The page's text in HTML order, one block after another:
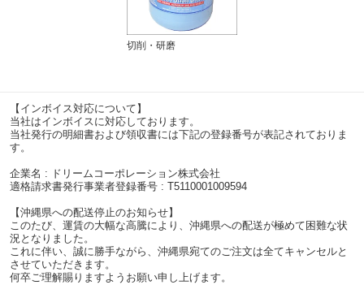
切削・研磨
【インボイス対応について】
当社はインボイスに対応しております。
当社発行の明細書および領収書には下記の登録番号が表記されておりま
す。
企業名 : ドリームコーポレーション株式会社
適格請求書発行事業者登録番号 : T5110001009594
【沖縄県への配送停止のお知らせ】
このたび、運賃の大幅な高騰により、沖縄県への配送が極めて困難な状
況となりました。
これに伴い、誠に勝手ながら、沖縄県宛てのご注文は全てキャンセルと
させていただきます。
何卒ご理解賜りますようお願い申し上げます。